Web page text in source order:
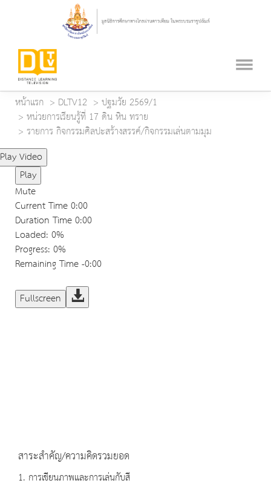
หน้าแรก DLTV12
ปฐมวัย 2569/1
หน่วยการเรียนรู้ที่ 17 ดิน หิน ทราย
รายการ กิจกรรมศิลปะสร้างสรรค์/กิจกรรมเล่นตามมุม
Play Video
Play
Mute
Current Time0:00
Duration Time0:00
Loaded: 0%
Progress: 0%
Remaining Time-0:00
Fullscreen
สาระสำคัญ/ความคิดรวมยอด
1. การเขียนภาพและการเล่นกับสี